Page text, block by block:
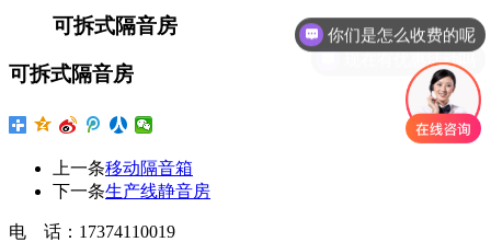
可拆式隔音房
可拆式隔音房
上一条移动隔音箱
下一条生产线静音房
电 话：17374110019
你们是怎么收费的呢
现在有优惠活动吗